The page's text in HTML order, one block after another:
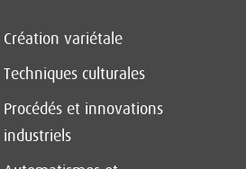
Création variétale
Techniques culturales
Procédés et innovations
industriels